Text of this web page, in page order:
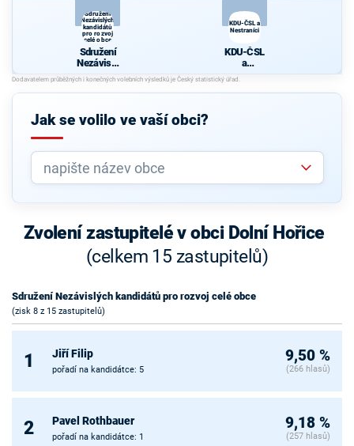
Sdružení
Nezávislých
kandidátů
pro rozvoj
celé obce
Sdružení
Nezávislý
ch
kandidátů
pro rozvoj
KDU-ČSL a
Nestraníci
KDU-ČSL
a
Nestraníci
Jak se volilo ve vaší obci?
Zvolení zastupitelé v obci Dolní Hořice
(celkem 15 zastupitelů)
Sdružení Nezávislých kandidátů pro rozvoj celé obce
(zisk 8 z 15 zastupitelů)
1 Jiří Filip
pořadí na kandidátce: 5
9,50 %
(266 hlasů)
2 Pavel Rothbauer
pořadí na kandidátce: 1
9,18 %
(257 hlasů)